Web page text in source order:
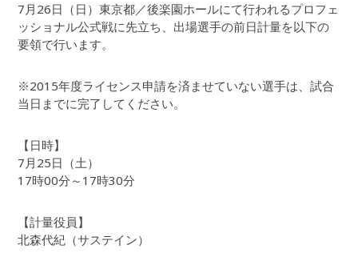
7月26日（日）東京都／後楽園ホールにて行われるプロフェ
ッショナル公式戦に先立ち、出場選手の前日計量を以下の
要領で行います。
※2015年度ライセンス申請を済ませていない選手は、試合
当日までに完了してください。
【日時】
7月25日（土）
17時00分～17時30分
【計量役員】
北森代紀（サステイン）